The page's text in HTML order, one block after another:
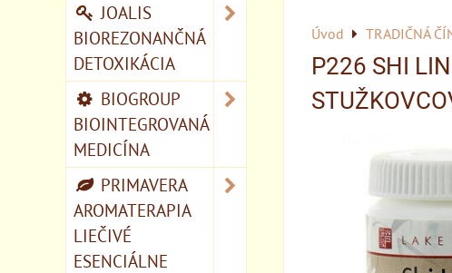
Úvod TRADIČNÁ
P226 SHI
JOALIS
BIOREZONANČNÁ
DETOXIKÁCIA
BIOGROUP
BIOINTEGROVANÁ
MEDICÍNA
PRIMAVERA
AROMATERAPIA
LIEČIVÉ
ESENCIÁLNE